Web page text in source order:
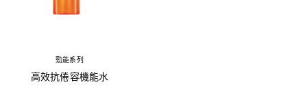
勁能系列
高效抗倦容機能水